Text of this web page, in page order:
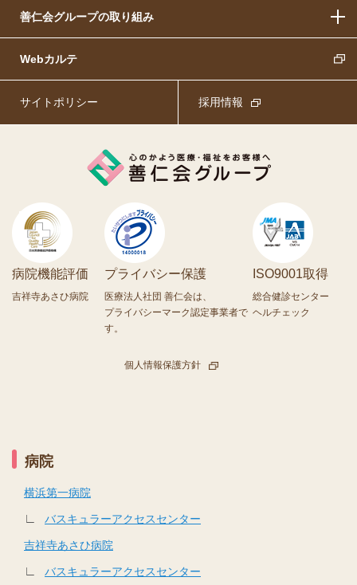
善仁会グループの取り組み
Webカルテ
サイトポリシー 採用情報
病院機能評価
吉祥寺あさひ病院
プライバシー保護
医療法人社団 善仁会は、
プライバシーマーク認定事業者で
す。
個人情報保護方針
ISO9001取得
総合健診センター
ヘルチェック
病院
横浜第一病院
∟ バスキュラーアクセスセンター
吉祥寺あさひ病院
∟ バスキュラーアクセスセンター